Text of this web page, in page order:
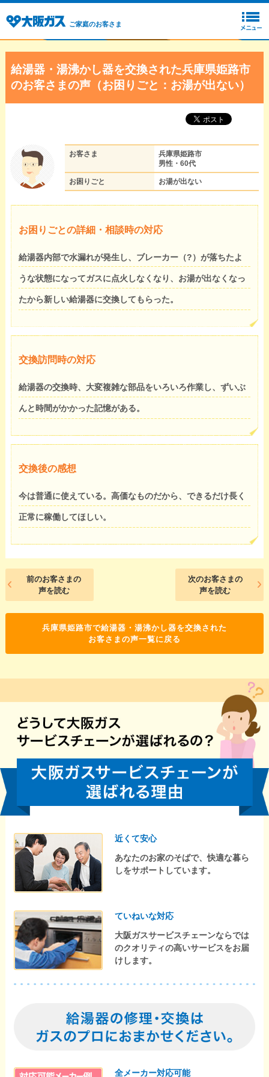
ご家庭のお客さま
給湯器・湯沸かし器を交換された兵庫県姫路市
のお客さまの声（お困りごと：お湯が出ない）
お客さま
兵庫県姫路市
男性・60代
お困りごと お湯が出ない
お困りごとの詳細・相談時の対応
給湯器内部で水漏れが発生し、ブレーカー（?）が落ちたよ
うな状態になってガスに点火しなくなり、お湯が出なくなっ
たから新しい給湯器に交換してもらった。
交換訪問時の対応
給湯器の交換時、大変複雑な部品をいろいろ作業し、ずいぶ
んと時間がかかった記憶がある。
交換後の感想
今は普通に使えている。高価なものだから、できるだけ長く
正常に稼働してほしい。
前のお客さまの
声を読む
次のお客さまの
声を読む
兵庫県姫路市で給湯器・湯沸かし器を交換された
お客さまの声一覧に戻る
近くて安心
あなたのお家のそばで、快適な暮ら
しをサポートしています。
ていねいな対応
大阪ガスサービスチェーンならでは
のクオリティの高いサービスをお届
けします。
全メーカー対応可能